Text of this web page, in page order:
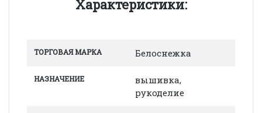
Характеристики:
ТОРГОВАЯ МАРКА Белоснежка
НАЗНАЧЕНИЕ
вышивка,
рукоделие